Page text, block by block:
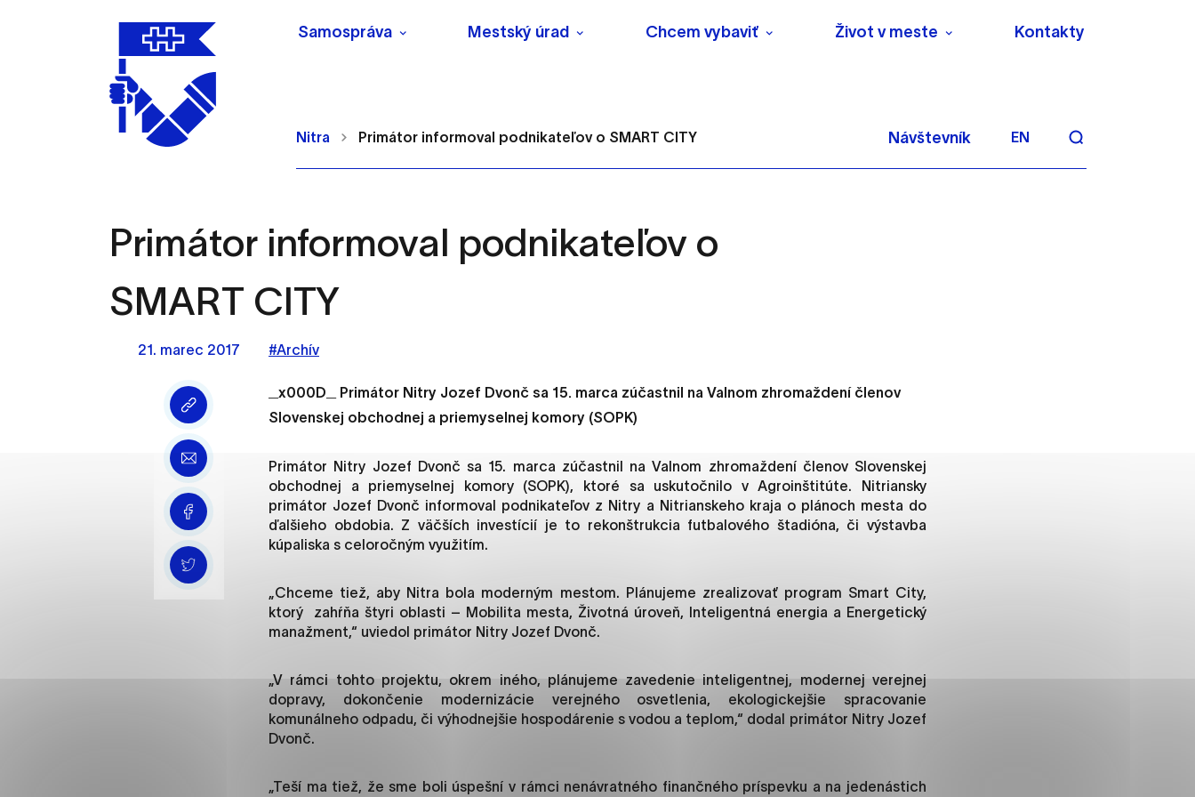
Samospráva Mestský úrad Chcem vybaviť Život v meste Kontakty
Nitra Primátor informoval podnikateľov o SMART CITY Návštevník EN
Primátor informoval podnikateľov o
SMART CITY
21. marec 2017 #Archív
_x000D_ Primátor Nitry Jozef Dvonč sa 15. marca zúčastnil na Valnom zhromaždení členov
Slovenskej obchodnej a priemyselnej komory (SOPK)
Primátor Nitry Jozef Dvonč sa 15. marca zúčastnil na Valnom zhromaždení členov Slovenskej
obchodnej a priemyselnej komory (SOPK), ktoré sa uskutočnilo v Agroinštitúte. Nitriansky
primátor Jozef Dvonč informoval podnikateľov z Nitry a Nitrianskeho kraja o plánoch mesta do
ďalšieho obdobia. Z väčších investícií je to rekonštrukcia futbalového štadióna, či výstavba
kúpaliska s celoročným využitím.
„Chceme tiež, aby Nitra bola moderným mestom. Plánujeme zrealizovať program Smart City,
ktorý zahŕňa štyri oblasti – Mobilita mesta, Životná úroveň, Inteligentná energia a Energetický
manažment,“ uviedol primátor Nitry Jozef Dvonč.
„V rámci tohto projektu, okrem iného, plánujeme zavedenie inteligentnej, modernej verejnej
dopravy, dokončenie modernizácie verejného osvetlenia, ekologickejšie spracovanie
komunálneho odpadu, či výhodnejšie hospodárenie s vodou a teplom,“ dodal primátor Nitry Jozef
Dvonč.
„Teší ma tiež, že sme boli úspešní v rámci nenávratného finančného príspevku a na jedenástich
Nastavenie cookies
Cookies sú malé súbory, do ktorých webové stránky môžu ukladať informácie o vašej aktivite a preferenciách.
Vaša voľba v tomto okne.
Vyberte úroveň cookies, ktorú chcete povoliť
Technické súbory cookie sú pre prevádzku nevyhnutné a pomáhajú urobiť webové stránky uplatniteľnými tým,
že umožňujú základné funkcie, ako je navigácia na stránke a prístup k zabezpečeným oblastiam webovej
stránky. Bez týchto súborov cookie nemôže web správne fungovať.
Analytické cookies pomáhajú prevádzkovateľovi stránok pochopiť, ako návštevníci stránok stránku používajú,
aby mohol stránky optimalizovať a ponúknuť im lepšiu skúsenosť. Všetky dáta sa zbierajú anonymne a nie je
možné ich spojiť s konkrétnou osobou.
Označiť všetko Uložiť nastavenia Viac informácií